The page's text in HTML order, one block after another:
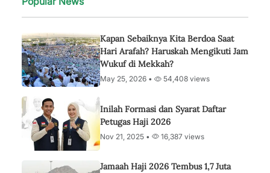
Kapan Sebaiknya Kita Berdoa Saat
Hari Arafah? Haruskah Mengikuti Jam
Wukuf di Mekkah?
May 25, 2026 • 54,408 views
Inilah Formasi dan Syarat Daftar
Petugas Haji 2026
Nov 21, 2025 • 16,387 views
Jamaah Haji 2026 Tembus 1,7 Juta